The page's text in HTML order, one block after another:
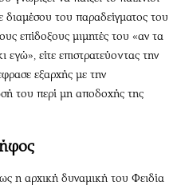
του παραδείγματος του
επίδοξους μιμητές του «αν τα
είτε επιστρατεύοντας την
εξαρχής με την
του περί μη αποδοχής της
η αρχική δυναμική του Φειδία